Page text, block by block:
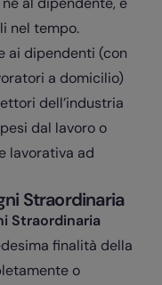
nel tempo.
ai dipendenti (con
a domicilio)
dell’industria
dal lavoro o
lavorativa ad
Straordinaria
Straordinaria
finalità della
o